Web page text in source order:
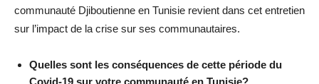
communauté Djiboutienne en Tunisie revient dans cet entretien
sur l’impact de la crise sur ses communautaires.
Quelles sont les conséquences de cette période du
Covid-19 sur votre communauté en Tunisie?